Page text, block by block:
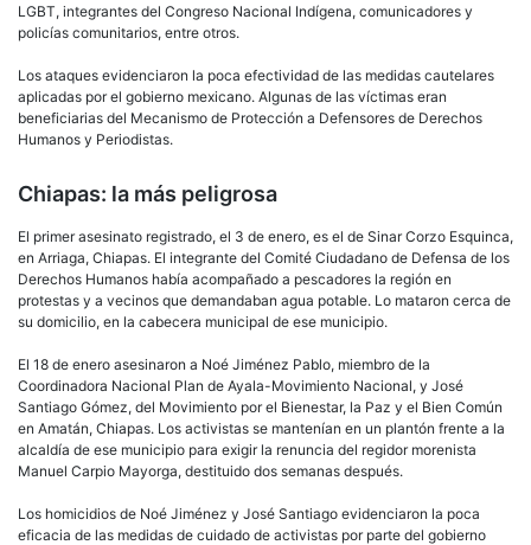
LGBT, integrantes del Congreso Nacional Indígena, comunicadores y
policías comunitarios, entre otros.
Los ataques evidenciaron la poca efectividad de las medidas cautelares
aplicadas por el gobierno mexicano. Algunas de las víctimas eran
beneficiarias del Mecanismo de Protección a Defensores de Derechos
Humanos y Periodistas.
Chiapas: la más peligrosa
El primer asesinato registrado, el 3 de enero, es el de Sinar Corzo Esquinca,
en Arriaga, Chiapas. El integrante del Comité Ciudadano de Defensa de los
Derechos Humanos había acompañado a pescadores la región en
protestas y a vecinos que demandaban agua potable. Lo mataron cerca de
su domicilio, en la cabecera municipal de ese municipio.
El 18 de enero asesinaron a Noé Jiménez Pablo, miembro de la
Coordinadora Nacional Plan de Ayala-Movimiento Nacional, y José
Santiago Gómez, del Movimiento por el Bienestar, la Paz y el Bien Común
en Amatán, Chiapas. Los activistas se mantenían en un plantón frente a la
alcaldía de ese municipio para exigir la renuncia del regidor morenista
Manuel Carpio Mayorga, destituido dos semanas después.
Los homicidios de Noé Jiménez y José Santiago evidenciaron la poca
eficacia de las medidas de cuidado de activistas por parte del gobierno